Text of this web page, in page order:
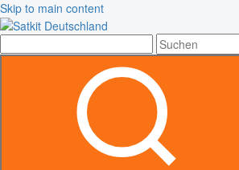
Skip to main content